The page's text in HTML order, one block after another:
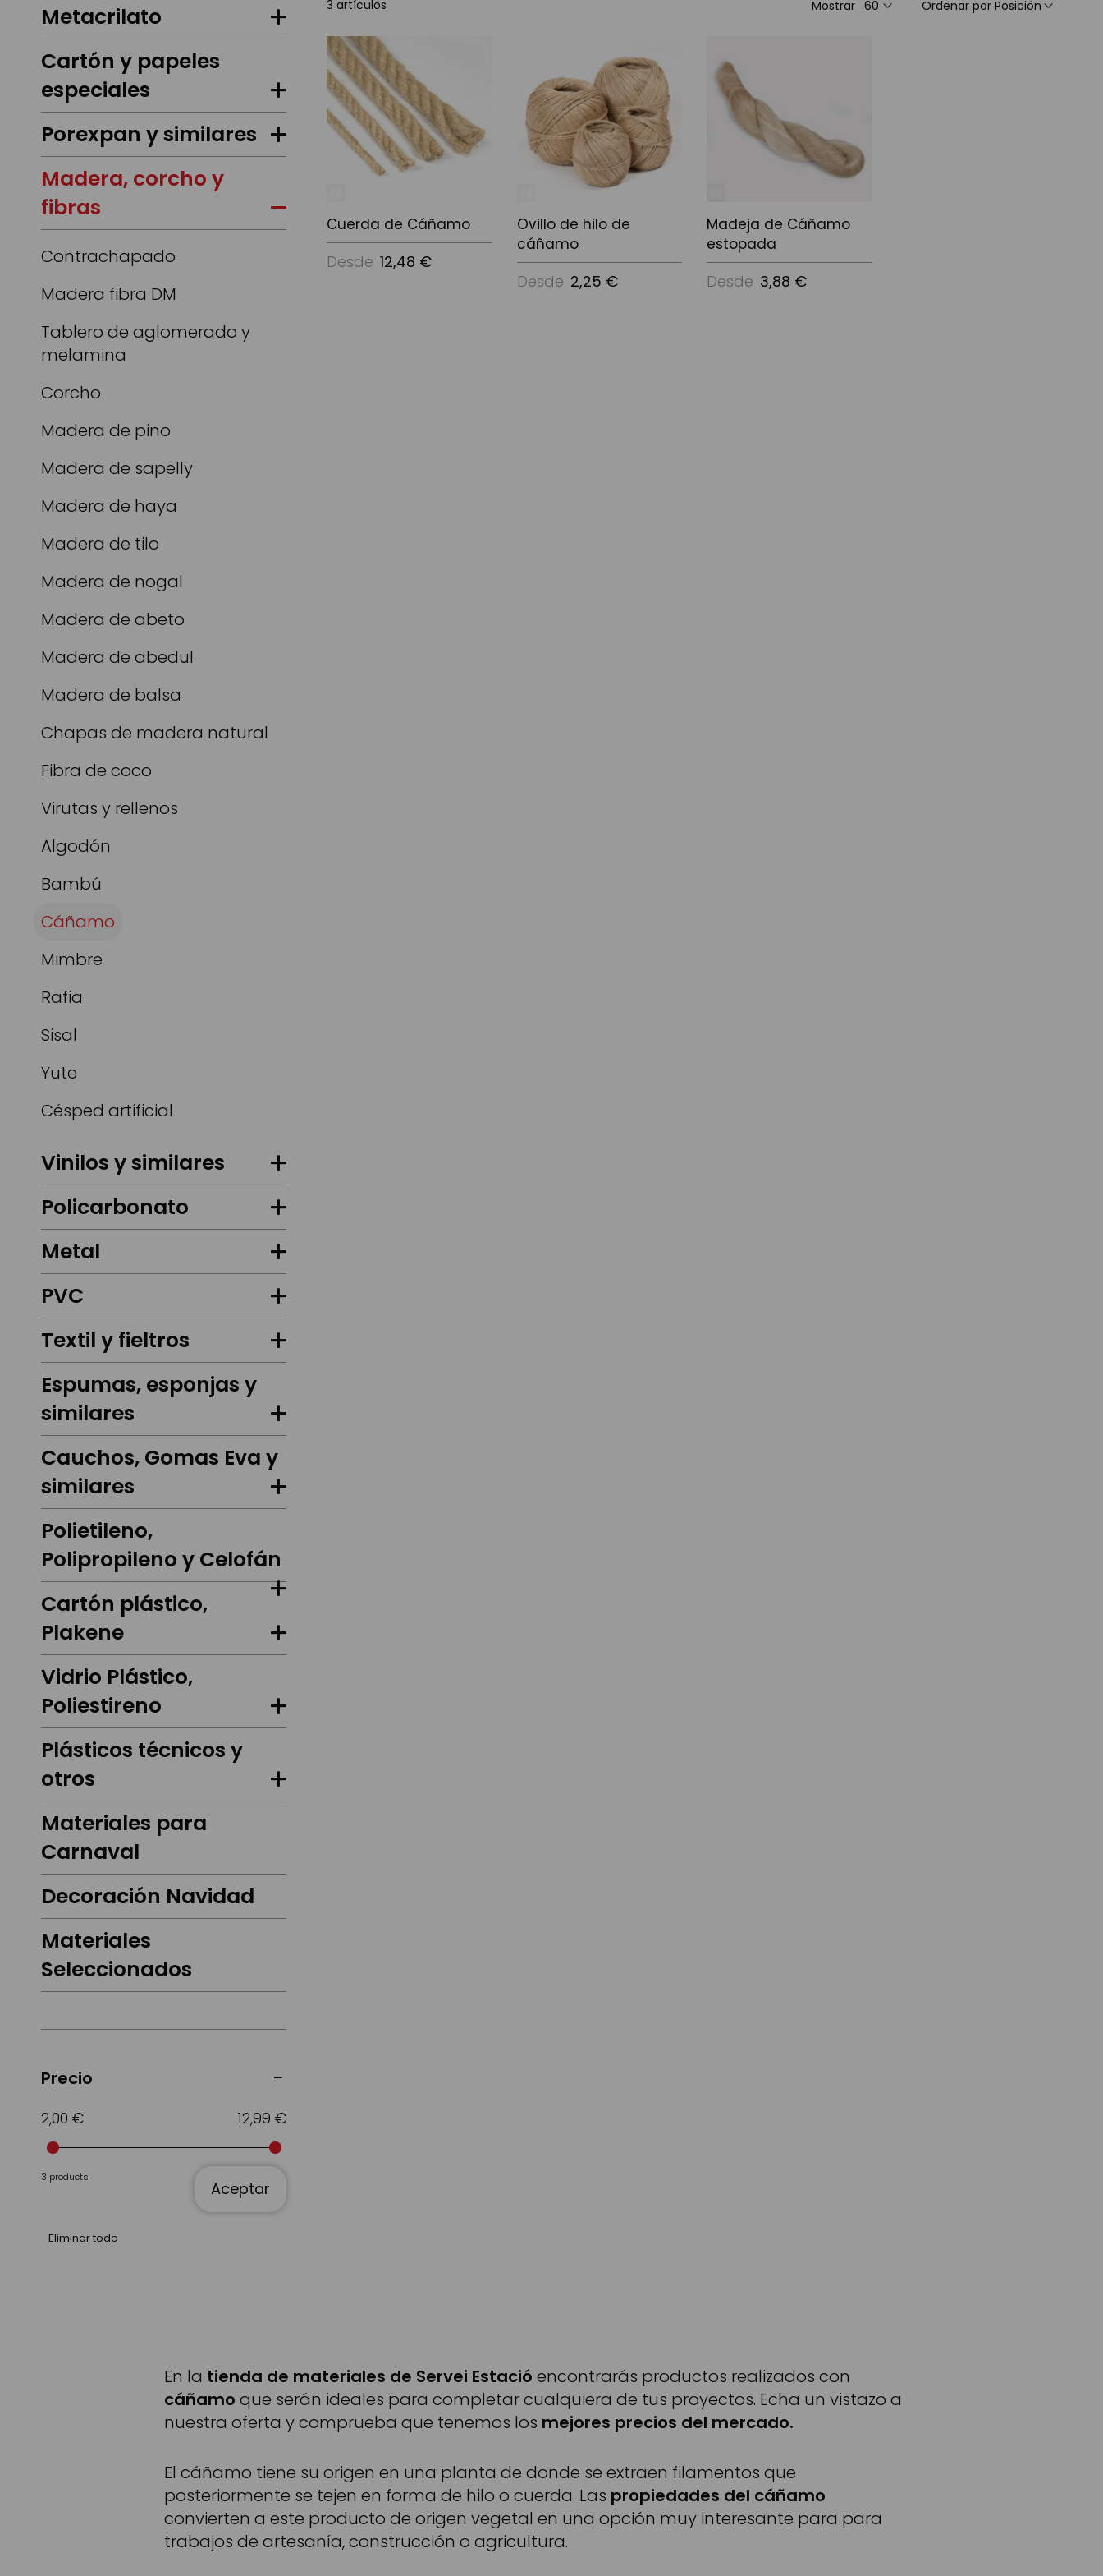
3 artículos Ordenar por
Mostrar
Cuerda de Cáñamo
Desde 12,48 €
Ovillo de hilo de
cáñamo
Desde 2,25 €
Madeja de Cáñamo
estopada
Desde 3,88 €
Metacrilato
Cartón y papeles
especiales
Porexpan y similares
Madera, corcho y
fibras
Contrachapado
Madera fibra DM
Tablero de aglomerado y
melamina
Corcho
Madera de pino
Madera de sapelly
Madera de haya
Madera de tilo
Madera de nogal
Madera de abeto
Madera de abedul
Madera de balsa
Chapas de madera natural
Fibra de coco
Virutas y rellenos
Algodón
Bambú
Cáñamo
Mimbre
Rafia
Sisal
Yute
Césped artificial
Vinilos y similares
Policarbonato
Metal
PVC
Textil y fieltros
Espumas, esponjas y
similares
Cauchos, Gomas Eva y
similares
Polietileno,
Polipropileno y Celofán
Cartón plástico,
Plakene
Vidrio Plástico,
Poliestireno
Plásticos técnicos y
otros
Materiales para
Carnaval
Decoración Navidad
Materiales
Seleccionados
Precio
2,00 € 12,99 €
3 products
Aceptar
Eliminar todo
En la tienda de materiales de Servei Estació encontrarás productos realizados con
cáñamo que serán ideales para completar cualquiera de tus proyectos. Echa un vistazo a
nuestra oferta y comprueba que tenemos los mejores precios del mercado.
El cáñamo tiene su origen en una planta de donde se extraen filamentos que
posteriormente se tejen en forma de hilo o cuerda. Las propiedades del cáñamo
convierten a este producto de origen vegetal en una opción muy interesante para para
trabajos de artesanía, construcción o agricultura.